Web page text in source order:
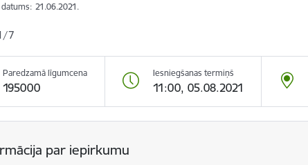
21.06.2021.
7
Paredzamā līgumcena
195000
Iesniegšanas termiņš
11:00, 05.08.2021
par iepirkumu